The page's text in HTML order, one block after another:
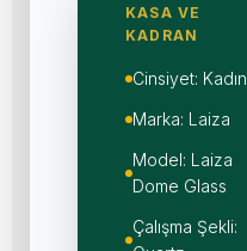
KASA VE
KADRAN
Cinsiyet: Kadın
Marka: Laiza
Model: Laiza
Dome Glass
Çalışma Şekli: